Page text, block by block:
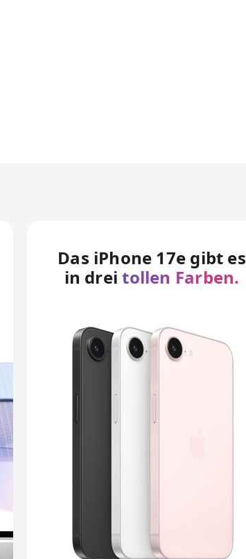
Das iPhone 17e gibt es
in dreitollen Farben.